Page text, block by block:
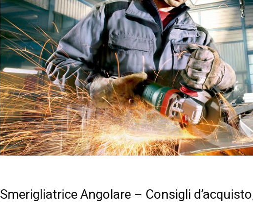
Smerigliatrice Angolare – Consigli